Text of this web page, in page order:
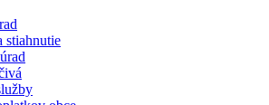
stiahnutie